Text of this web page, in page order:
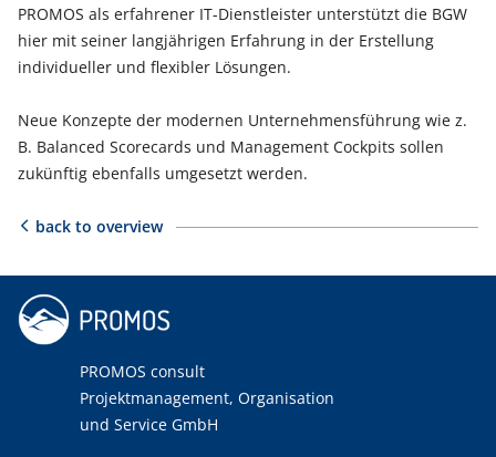
PROMOS als erfahrener IT-Dienstleister unterstützt die BGW
hier mit seiner langjährigen Erfahrung in der Erstellung
individueller und flexibler Lösungen.
Neue Konzepte der modernen Unternehmensführung wie z.
B. Balanced Scorecards und Management Cockpits sollen
zukünftig ebenfalls umgesetzt werden.
back to overview
PROMOS consult
Projektmanagement, Organisation
und Service GmbH